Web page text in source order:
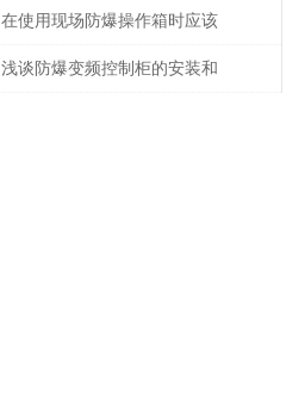
相关功能
在使用现场防爆操作箱时应该
注意什么事项呢？
浅谈防爆变频控制柜的安装和